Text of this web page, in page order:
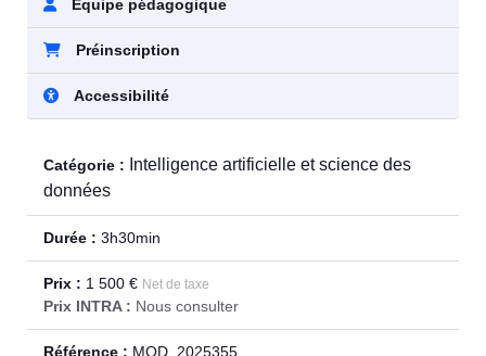
Équipe pédagogique
Préinscription
Accessibilité
Catégorie :
Intelligence artificielle et science des
données
Durée : 3h30min
Prix : 1 500 € Net de taxe
Prix INTRA : Nous consulter
Référence : MOD_2025355